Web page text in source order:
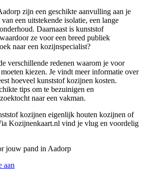
zijn een geschikte aanvulling aan je
een uitstekende isolatie, een lange
Daarnaast is kunststof
ze voor een breed publiek
naar een kozijnspecialist?
verschillende redenen waarom je voor
kiezen. Je vindt meer informatie over
hoeveel kunststof kozijnen kosten.
tips om te bezuinigen en
naar een vakman.
kozijnen eigenlijk houten kozijnen of
Kozijnenkaart.nl vind je vlug en voordelig
jouw pand in Aadorp
aan